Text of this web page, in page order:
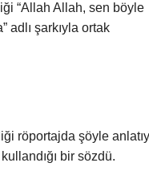
“Allah Allah, sen böyle
adlı şarkıyla ortak
röportajda şöyle
bir sözdü.